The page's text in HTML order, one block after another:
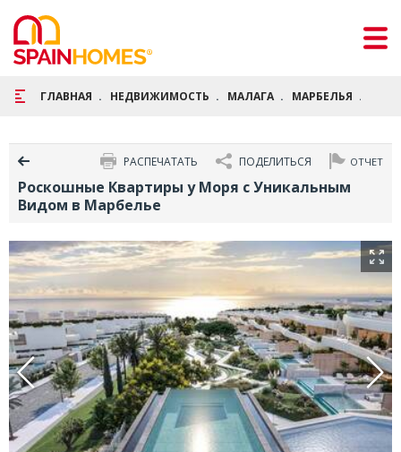
ГЛАВНАЯ НЕДВИЖИМОСТЬ МАЛАГА МАРБЕЛЬЯ
ОТЧЕТ
ПОДЕЛИТЬСЯ
РАСПЕЧАТАТЬ
Роскошные Квартиры у Моря с Уникальным
Видом в Марбелье